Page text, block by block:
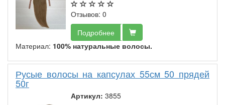
Отзывов: 0
Подробнее
Материал: 100% натуральные волосы.
Русые волосы на капсулах 55см 50 прядей
50г
Артикул: 3855